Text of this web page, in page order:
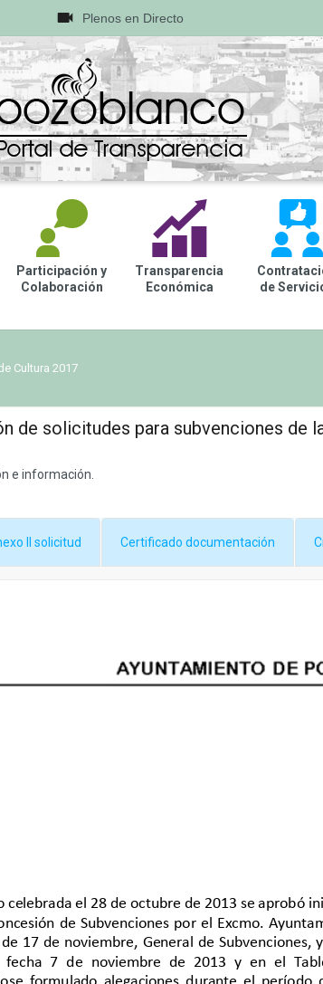
{ Plenos en Directo
L
Participación y
Colaboración
Q
Transparencia
Económica
V
de
Cultura 2017
de solicitudes para subvenciones de
e información.
II solicitud Certificado documentación